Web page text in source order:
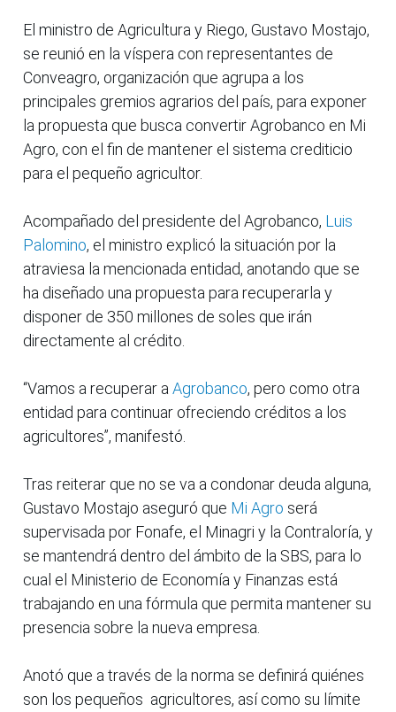
El ministro de Agricultura y Riego, Gustavo Mostajo,
se reunió en la víspera con representantes de
Conveagro, organización que agrupa a los
principales gremios agrarios del país, para exponer
la propuesta que busca convertir Agrobanco en Mi
Agro, con el fin de mantener el sistema crediticio
para el pequeño agricultor.
Acompañado del presidente del Agrobanco, Luis
Palomino, el ministro explicó la situación por la
atraviesa la mencionada entidad, anotando que se
ha diseñado una propuesta para recuperarla y
disponer de 350 millones de soles que irán
directamente al crédito.
“Vamos a recuperar a Agrobanco, pero como otra
entidad para continuar ofreciendo créditos a los
agricultores”, manifestó.
Tras reiterar que no se va a condonar deuda alguna,
Gustavo Mostajo aseguró que Mi Agro será
supervisada por Fonafe, el Minagri y la Contraloría, y
se mantendrá dentro del ámbito de la SBS, para lo
cual el Ministerio de Economía y Finanzas está
trabajando en una fórmula que permita mantener su
presencia sobre la nueva empresa.
Anotó que a través de la norma se definirá quiénes
son los pequeños agricultores, así como su límite